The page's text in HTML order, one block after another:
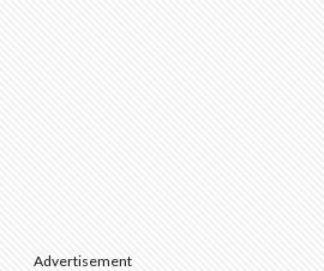
Advertisement